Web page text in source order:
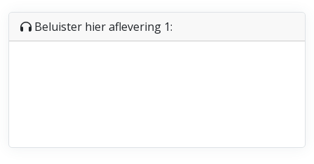
Beluister hier aflevering 1: